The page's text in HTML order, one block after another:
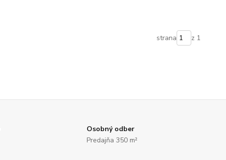
strana z 1
Osobný odber
Predajňa 350 m²